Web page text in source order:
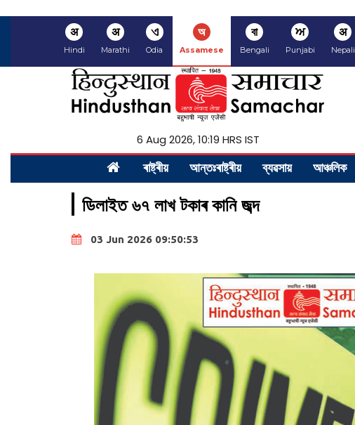
अ
Hindi
अ
Marathi
ଏ
Odia
অ
Assamese
বা
Bengali
ਅ
Punjabi
अ
Nepali
6 Aug 2026, 10:19 HRS IST
ৰাষ্ট্ৰীয় আন্তঃৰাষ্ট্ৰীয় ব্যৱসায় আঞ্চলিক
ডিলাইত ৬৭ লাখ টকাৰ কানি জব্দ
03 Jun 2026 09:50:53